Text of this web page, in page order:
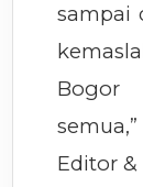
sampai
Editor